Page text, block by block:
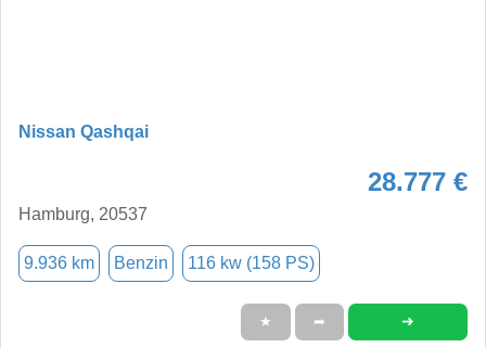
Nissan Qashqai
28.777 €
Hamburg, 20537
9.936 km Benzin 116 kw (158 PS)
★ ➦ ➜